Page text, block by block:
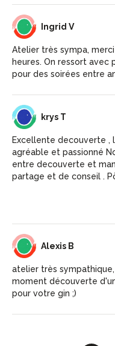
IV Ingrid V
Atelier très sympa,
heures. On ressort avec
pour des soirées entre
KT krys T
Excellente decouverte ,
agréable et passionné Nous avons passé un super moment
entre decouverte et
partage et de conseil . Pöur les amateurs je recommende
AB Alexis B
atelier très
moment découverte
pour votre gin ;)